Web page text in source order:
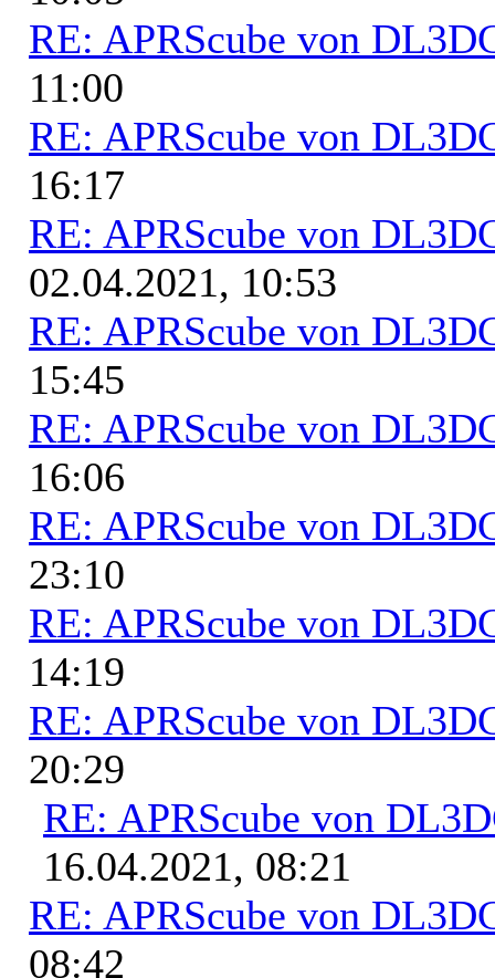
RE: APRScube von
11:00
RE: APRScube von
16:17
RE: APRScube von
02.04.2021, 10:53
RE: APRScube von
15:45
RE: APRScube von
16:06
RE: APRScube von
23:10
RE: APRScube von
14:19
RE: APRScube von
20:29
RE: APRScube von
16.04.2021, 08:21
RE: APRScube von
08:42